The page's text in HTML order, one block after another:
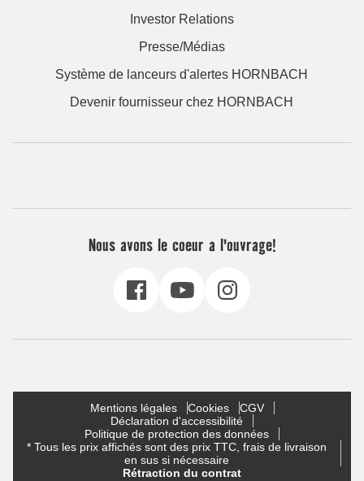
Investor Relations
Presse/Médias
Système de lanceurs d'alertes HORNBACH
Devenir fournisseur chez HORNBACH
Nous avons le coeur a l'ouvrage!
Mentions légales Cookies
CGV
Déclaration d'accessibilité
Politique de protection des données
* Tous les prix affichés sont des prix TTC, frais de livraison
en sus si nécessaire
Rétraction du contrat